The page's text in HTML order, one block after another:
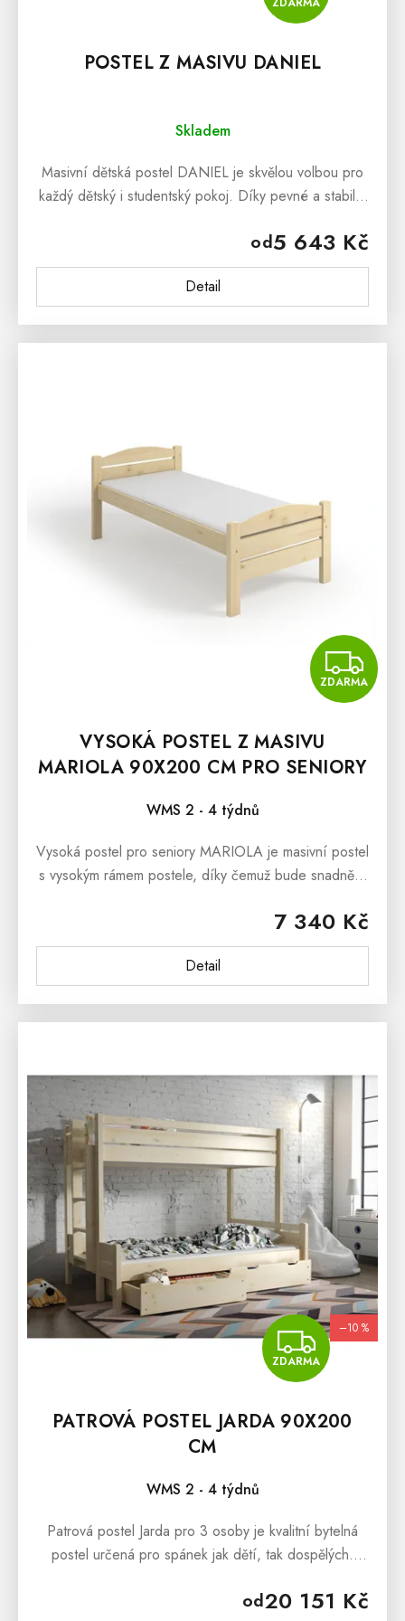
POSTEL Z MASIVU DANIEL
Skladem
od5 643 Kč
Detail
Masivní dětská postel DANIEL je skvělou volbou pro
každý dětský i studentský pokoj. Díky pevné a stabilní
ZDARMA
VYSOKÁ POSTEL Z MASIVU
MARIOLA 90X200 CM PRO SENIORY
WMS 2 - 4 týdnů
7 340 Kč
Detail
Vysoká postel pro seniory MARIOLA je masivní postel
s vysokým rámem postele, díky čemuž bude snadnější
ZDARMA
–10 %
PATROVÁ POSTEL JARDA 90X200
CM
WMS 2 - 4 týdnů
od20 151 Kč
Patrová postel Jarda pro 3 osoby je kvalitní bytelná
postel určená pro spánek jak dětí, tak dospělých.
spojuje se pomocí...